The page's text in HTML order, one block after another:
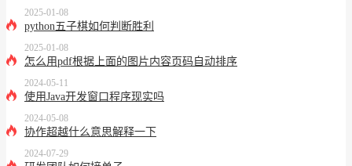
2025-01-08
python五子棋如何判断胜利
2025-01-08
怎么用pdf根据上面的图片内容页码自动排序
2024-05-11
使用Java开发窗口程序现实吗
2024-05-08
协作超越什么意思解释一下
2024-07-29